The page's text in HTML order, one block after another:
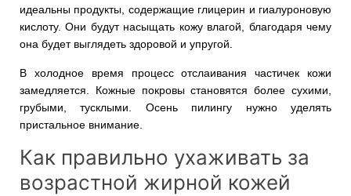
идеальны продукты, содержащие глицерин и гиалуроновую
кислоту. Они будут насыщать кожу влагой, благодаря чему
она будет выглядеть здоровой и упругой.
В холодное время процесс отслаивания частичек кожи
замедляется. Кожные покровы становятся более сухими,
грубыми, тусклыми. Осень пилингу нужно уделять
пристальное внимание.
Как правильно ухаживать за
возрастной жирной кожей